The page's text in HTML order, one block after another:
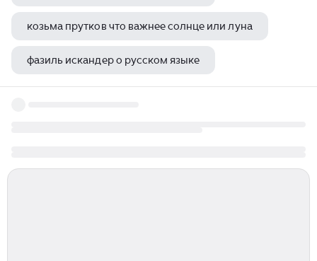
козьма прутков что важнее солнце или луна
фазиль искандер о русском языке